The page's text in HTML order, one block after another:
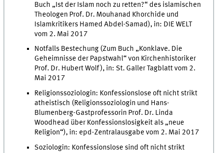
Buch „Ist der Islam noch zu retten?“ des islamischen
Theologen Prof. Dr. Mouhanad Khorchide und
Islamkritikers Hamed Abdel-Samad), in: DIE WELT
vom 2. Mai 2017
Notfalls Bestechung (Zum Buch „Konklave. Die
Geheimnisse der Papstwahl“ von Kirchenhistoriker
Prof. Dr. Hubert Wolf), in: St. Galler Tagblatt vom 2.
Mai 2017
Religionssoziologin: Konfessionslose oft nicht strikt
atheistisch (Religionssoziologin und Hans-
Blumenberg-Gastprofessorin Prof. Dr. Linda
Woodhead über Konfessionslosigkeit als „neue
Religion“), in: epd-Zentralausgabe vom 2. Mai 2017
Soziologin: Konfessionslose sind oft nicht strikt